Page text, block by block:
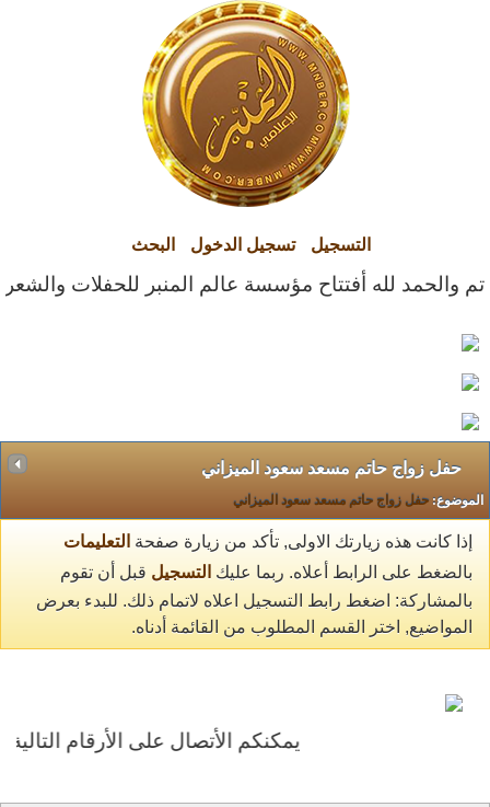
التسجيل تسجيل الدخول البحث
تم والحمد لله أفتتاح مؤسسة عالم المنبر للحفلات
حفل زواج حاتم مسعد سعود الميزاني
الموضوع: حفل زواج حاتم مسعد سعود الميزاني
إذا كانت هذه زيارتك الاولى, تأكد من زيارة صفحة التعليمات
بالضغط على الرابط أعلاه. ربما عليك التسجيل قبل أن تقوم
بالمشاركة: اضغط رابط التسجيل اعلاه لاتمام ذلك. للبدء بعرض
المواضيع, اختر القسم المطلوب من القائمة أدناه.
يمكنكم الأتصال على الأرقام التالية 0504662195 0545667069